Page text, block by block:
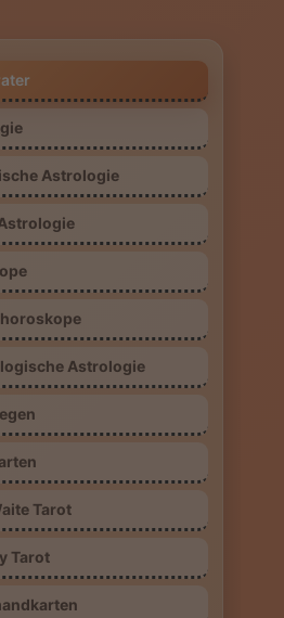
Astrologie
Astrologie
Tarot
Tarot